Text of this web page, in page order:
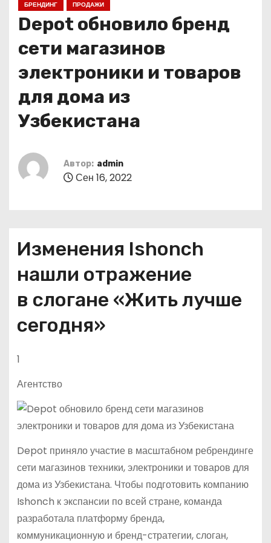
БРЕНДИНГ ПРОДАЖИ
Depot обновило бренд
сети магазинов
электроники и товаров
для дома из
Узбекистана
Автор: admin
Сен 16, 2022
Изменения Ishonch
нашли отражение
в слогане «Жить лучше
сегодня»
1
Агентство
Depot приняло участие в масштабном ребрендинге
сети магазинов техники, электроники и товаров для
дома из Узбекистана. Чтобы подготовить компанию
Ishonch к экспансии по всей стране, команда
разработала платформу бренда,
коммуникационную и бренд-стратегии, слоган,